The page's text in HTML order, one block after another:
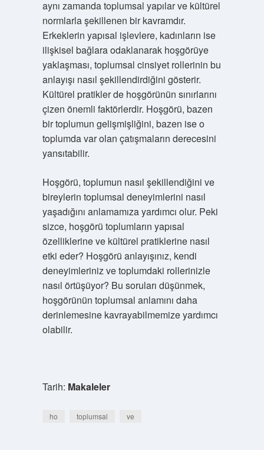
aynı zamanda toplumsal yapılar ve kültürel
normlarla şekillenen bir kavramdır.
Erkeklerin yapısal işlevlere, kadınların ise
ilişkisel bağlara odaklanarak hoşgörüye
yaklaşması, toplumsal cinsiyet rollerinin bu
anlayışı nasıl şekillendirdiğini gösterir.
Kültürel pratikler de hoşgörünün sınırlarını
çizen önemli faktörlerdir. Hoşgörü, bazen
bir toplumun gelişmişliğini, bazen ise o
toplumda var olan çatışmaların derecesini
yansıtabilir.
Hoşgörü, toplumun nasıl şekillendiğini ve
bireylerin toplumsal deneyimlerini nasıl
yaşadığını anlamamıza yardımcı olur. Peki
sizce, hoşgörü toplumların yapısal
özelliklerine ve kültürel pratiklerine nasıl
etki eder? Hoşgörü anlayışınız, kendi
deneyimleriniz ve toplumdaki rollerinizle
nasıl örtüşüyor? Bu soruları düşünmek,
hoşgörünün toplumsal anlamını daha
derinlemesine kavrayabilmemize yardımcı
olabilir.
Tarih: Makaleler
ho toplumsal ve